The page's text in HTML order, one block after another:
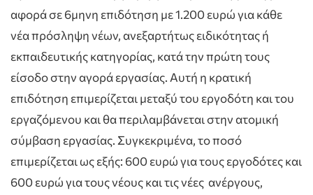
αφορά σε 6μηνη επιδότηση με 1.200 ευρώ για κάθε
νέα πρόσληψη νέων, ανεξαρτήτως ειδικότητας ή
εκπαιδευτικής κατηγορίας, κατά την πρώτη τους
είσοδο στην αγορά εργασίας. Αυτή η κρατική
επιδότηση επιμερίζεται μεταξύ του εργοδότη και του
εργαζόμενου και θα περιλαμβάνεται στην ατομική
σύμβαση εργασίας. Συγκεκριμένα, το ποσό
επιμερίζεται ως εξής: 600 ευρώ για τους εργοδότες και
600 ευρώ για τους νέους και τις νέες ανέργους,